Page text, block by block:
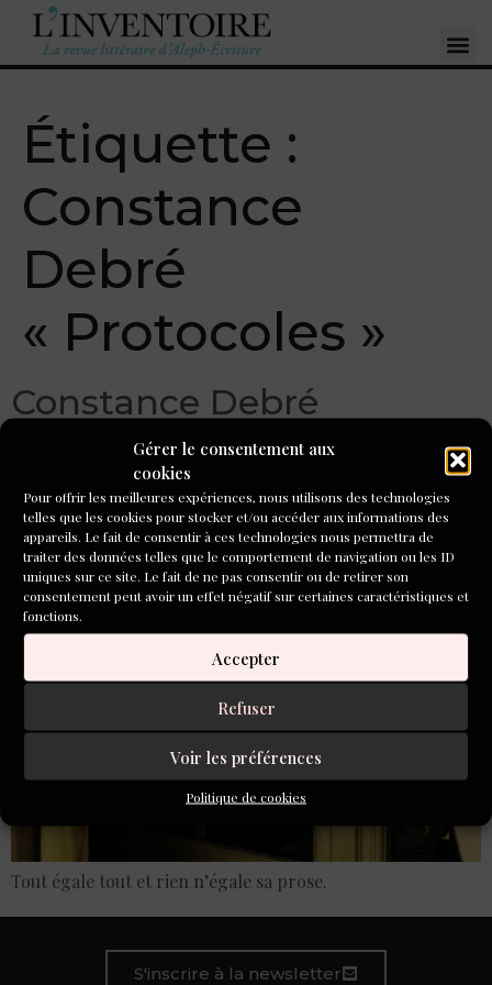
Gérer le consentement aux
cookies
Pour offrir les meilleures expériences, nous utilisons des technologies
telles que les cookies pour stocker et/ou accéder aux informations des
appareils. Le fait de consentir à ces technologies nous permettra de
traiter des données telles que le comportement de navigation ou les ID
uniques sur ce site. Le fait de ne pas consentir ou de retirer son
consentement peut avoir un effet négatif sur certaines caractéristiques et
fonctions.
Accepter
Refuser
Voir les préférences
Politique de cookies
Étiquette :
Constance
Debré
« Protocoles »
Constance Debré
« Protocoles », éd.
Flammarion, prix Flaubert
2026
Tout égale tout et rien n’égale sa prose.
S'inscrire à la newsletter